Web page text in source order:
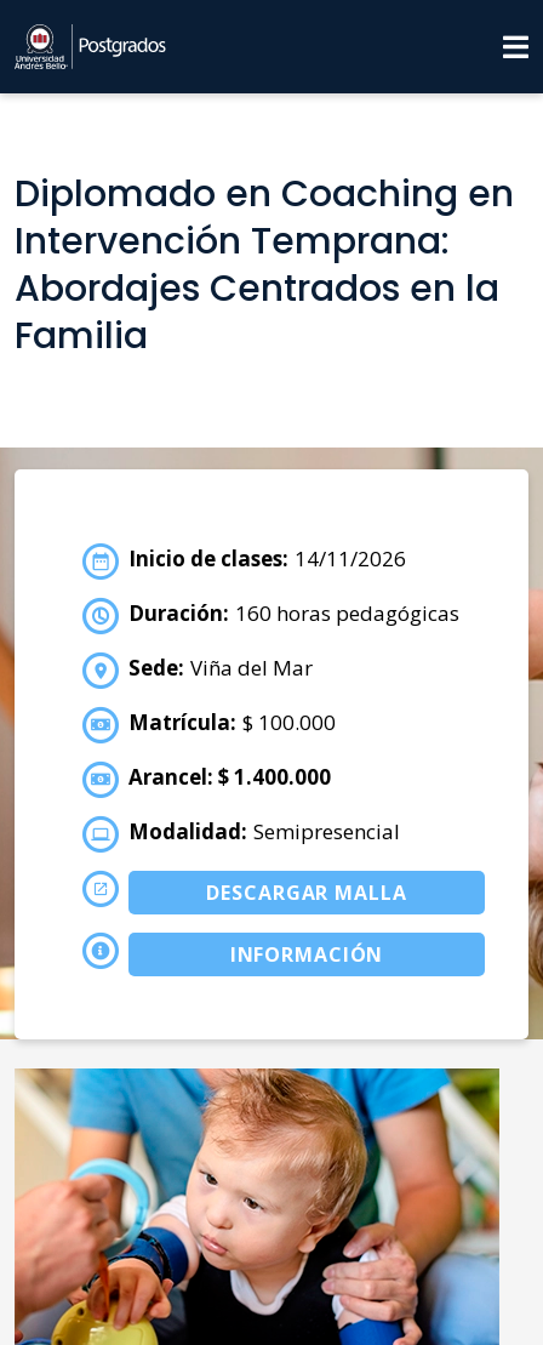
Diplomado en Coaching en
Intervención Temprana:
Abordajes Centrados en la
Familia
Inicio de clases: 14/11/2026
Duración: 160 horas pedagógicas
Sede: Viña del Mar
Matrícula: $ 100.000
Arancel: $ 1.400.000
Modalidad: Semipresencial
DESCARGAR MALLA
INFORMACIÓN